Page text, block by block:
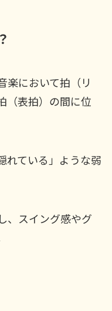
楽において拍（リ
（表拍）の間に位
れている」ような弱
、スイング感やグ